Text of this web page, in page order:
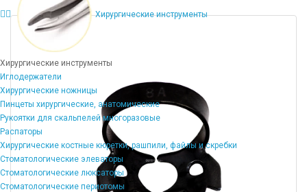
Хирургические инструменты
Хирургические инструменты
Иглодержатели
Хирургические ножницы
Пинцеты хирургические, анатомические
Рукоятки для скальпелей многоразовые
Распаторы
Хирургические костные кюретки, рашпили, файлы и скребки
Стоматологические элеваторы
Стоматологические люксаторы
Стоматологические периотомы